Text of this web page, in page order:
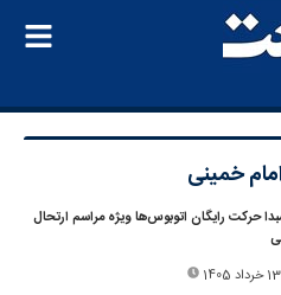
خمینی
۱۷ مبدا حرکت رایگان اتوبوس‌ها ویژه مراسم ارتحال